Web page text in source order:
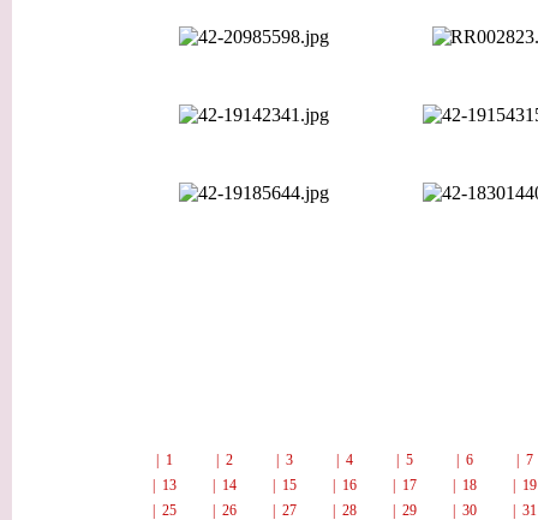
| 1 | 2 | 3 | 4 | 5 | 6
|
| 13
| 14 | 15 | 16 | 17 | 18
|
| 25
| 26 | 27 | 28 | 29 | 30
|